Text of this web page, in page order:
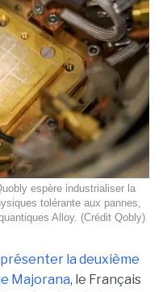
espère industrialiser la
tolérante aux pannes,
Alloy. (Crédit Qobly)
la deuxième
Majorana, le Français